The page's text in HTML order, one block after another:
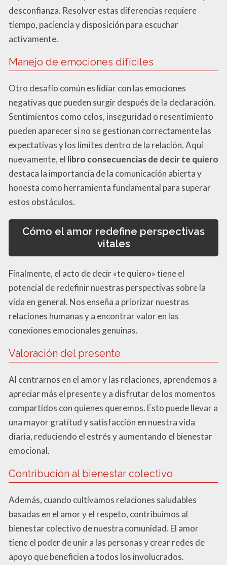
desconfianza. Resolver estas diferencias requiere
tiempo, paciencia y disposición para escuchar
activamente.
Manejo de emociones difíciles
Otro desafío común es lidiar con las emociones
negativas que pueden surgir después de la declaración.
Sentimientos como celos, inseguridad o resentimiento
pueden aparecer si no se gestionan correctamente las
expectativas y los límites dentro de la relación. Aquí
nuevamente, el libro consecuencias de decir te quiero
destaca la importancia de la comunicación abierta y
honesta como herramienta fundamental para superar
estos obstáculos.
Cómo el amor redefine perspectivas
vitales
Finalmente, el acto de decir «te quiero» tiene el
potencial de redefinir nuestras perspectivas sobre la
vida en general. Nos enseña a priorizar nuestras
relaciones humanas y a encontrar valor en las
conexiones emocionales genuinas.
Valoración del presente
Al centrarnos en el amor y las relaciones, aprendemos a
apreciar más el presente y a disfrutar de los momentos
compartidos con quienes queremos. Esto puede llevar a
una mayor gratitud y satisfacción en nuestra vida
diaria, reduciendo el estrés y aumentando el bienestar
emocional.
Contribución al bienestar colectivo
Además, cuando cultivamos relaciones saludables
basadas en el amor y el respeto, contribuimos al
bienestar colectivo de nuestra comunidad. El amor
tiene el poder de unir a las personas y crear redes de
apoyo que beneficien a todos los involucrados.